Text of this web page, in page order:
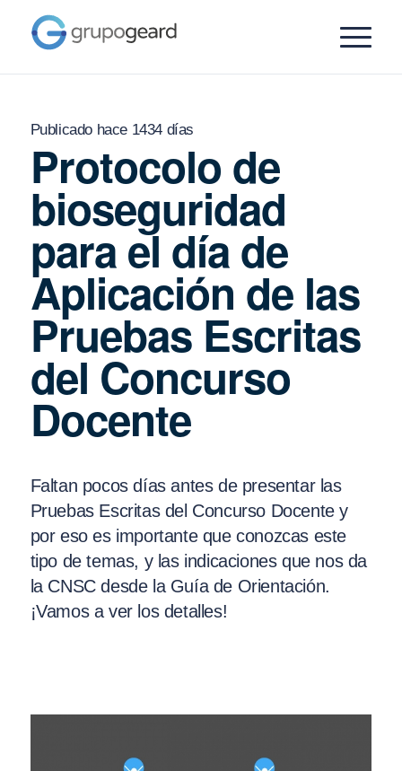
Publicado hace 1434 días
Protocolo de
bioseguridad
para el día de
Aplicación de las
Pruebas Escritas
del Concurso
Docente
Faltan pocos días antes de presentar las
Pruebas Escritas del Concurso Docente y
por eso es importante que conozcas este
tipo de temas, y las indicaciones que nos da
la CNSC desde la Guía de Orientación.
¡Vamos a ver los detalles!